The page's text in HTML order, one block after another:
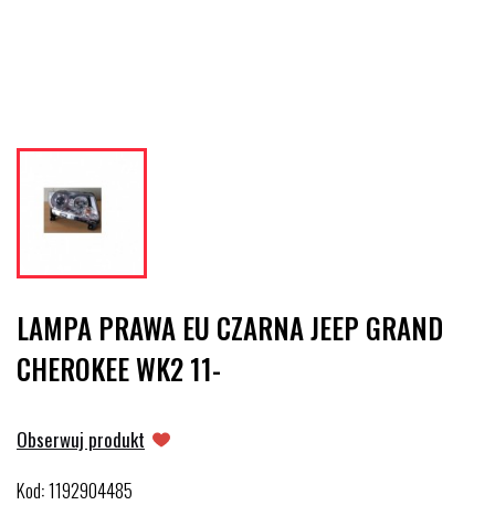
LAMPA PRAWA EU CZARNA JEEP GRAND
CHEROKEE WK2 11-
Obserwuj produkt
Kod:1192904485